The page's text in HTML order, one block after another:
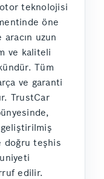
teknolojisi
öne
uzun
ve kaliteli
Tüm
ve garanti
TrustCar
doğru teşhis
edilir.